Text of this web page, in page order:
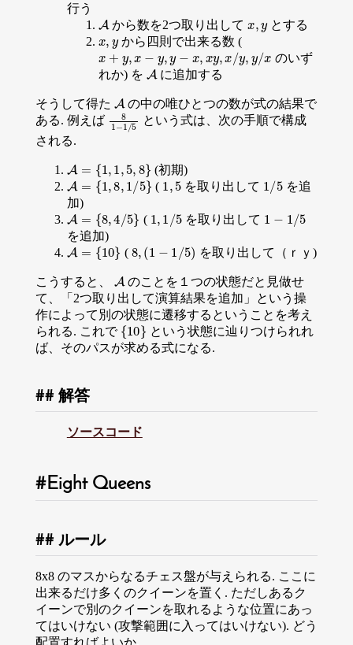
行う
Aから数を2つ取り出して とする
x , y から四則で出来る数 (
+y ,x y, y −x, xy,x/ y , y/x
のいず
れか) を
Aに追加する
そうして得た Aの中の唯ひとつの数が式の結果で
ある. 例えば 8 1−1/ 5
という式は、次の手順で構成
される.
A= ,1 5 8} (初期)
A= ,8 ,1/5} ( 1,5 を取り出して 1 /5 を追
加)
A= ,4 5} ( 1 1 5 を取り出して 1 /5
を追加)
A={10} ( 8 (1 /5 ) を取り出して（ｒｙ)
こうすると、 A のことを１つの状態だと見做せ
て、「2つ取り出して演算結果を追加」という操
作によって別の状態に遷移するということを考え
られる. これで{10} という状態に辿りつけられれ
ば、そのパスが求める式になる.
解答
ソースコード
Eight Queens
ルール
8x8 のマスからなるチェス盤が与えられる. ここに
出来るだけ多くのクイーンを置く. ただしあるク
イーンで別のクイーンを取れるような位置にあっ
てはいけない (攻撃範囲に入ってはいけない). どう
配置すればよいか.